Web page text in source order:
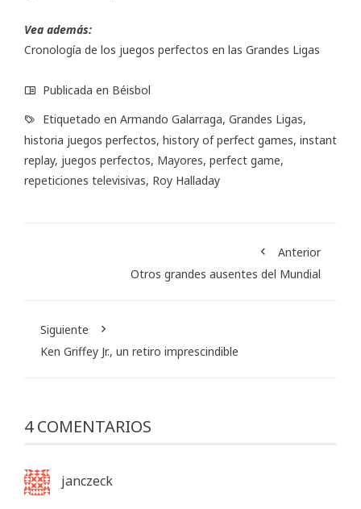
Vea además:
Cronología de los juegos perfectos en las Grandes Ligas
Publicada en Béisbol
Etiquetado en Armando Galarraga, Grandes Ligas,
historia juegos perfectos, history of perfect games, instant
replay, juegos perfectos, Mayores, perfect game,
repeticiones televisivas, Roy Halladay
Anterior
Otros grandes ausentes del Mundial
Siguiente
Ken Griffey Jr., un retiro imprescindible
4 COMENTARIOS
janczeck